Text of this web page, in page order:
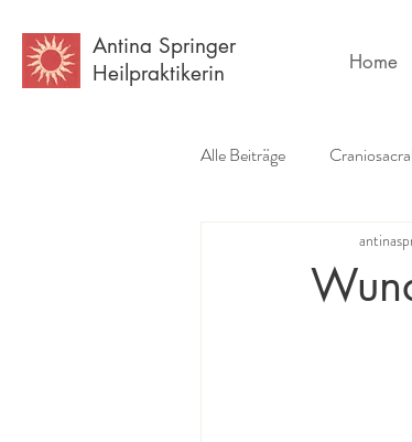
Antina Springer
Heilpraktikerin
Home
Alle Beiträge
Erfahrungsberichte